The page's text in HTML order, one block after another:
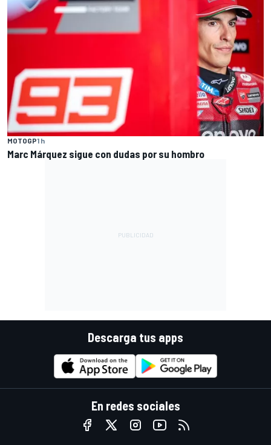
MOTOGP1 h
Marc Márquez sigue con dudas por su hombro
Descarga tus apps
En redes sociales